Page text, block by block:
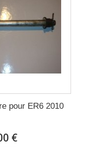
pour ER6 2010
€